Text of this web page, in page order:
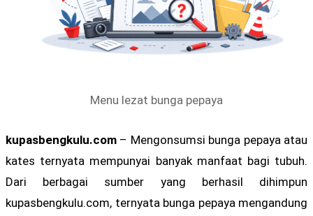
Menu lezat bunga pepaya
kupasbengkulu.com – Mengonsumsi bunga pepaya atau
kates ternyata mempunyai banyak manfaat bagi tubuh.
Dari berbagai sumber yang berhasil dihimpun
kupasbengkulu.com, ternyata bunga pepaya mengandung